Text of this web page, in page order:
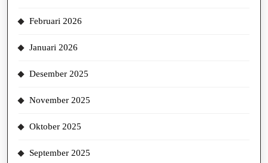
Februari 2026
Januari 2026
Desember 2025
November 2025
Oktober 2025
September 2025